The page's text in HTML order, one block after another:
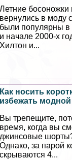
Летние босоножки
вернулись в моду
были популярны в
и начале 2000-х
Хилтон и...
Как носить
избежать
Вы трепещите,
время, когда вы
джинсовые шорты?
Однако, за парой
скрываются 4...